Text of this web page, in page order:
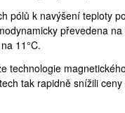
pólů k navýšení teploty
převedena
11°C.
technologie
tak rapidně snížili